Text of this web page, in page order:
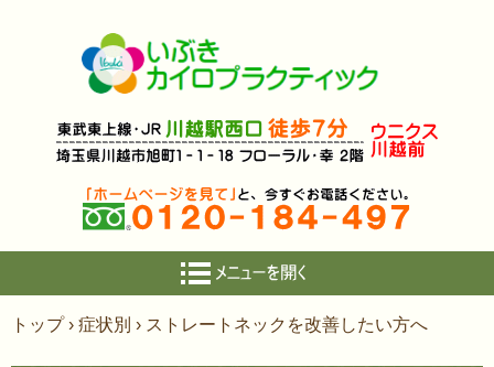
ン
トップ › 症状別 › ストレートネックを改善したい方へ